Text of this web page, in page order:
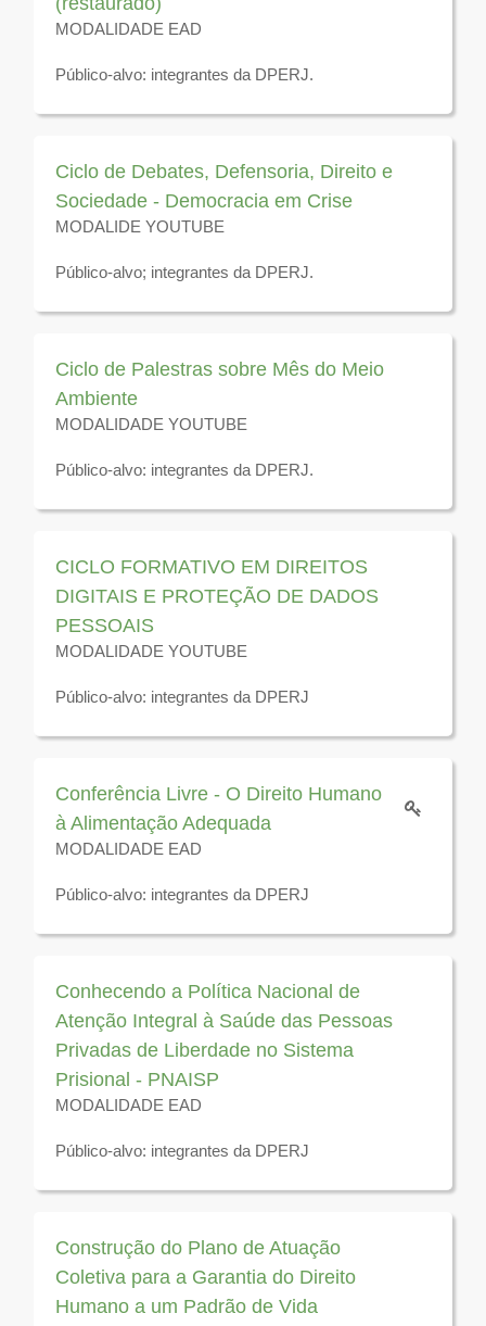
MODALIDADE EAD
Público-alvo: integrantes da DPERJ.
Disponível para visualização até 31 de dezembro de
Ciclo de Debates, Defensoria, Direito e
Sociedade - Democracia em Crise
MODALIDE YOUTUBE
Público-alvo; integrantes da DPERJ.
Disponível para visualização até 31 de dezembro de
Ciclo de Palestras sobre Mês do Meio
Ambiente
MODALIDADE YOUTUBE
Público-alvo: integrantes da DPERJ.
Disponível para visualização até 31 de dezembro de
CICLO FORMATIVO EM DIREITOS
DIGITAIS E PROTEÇÃO DE DADOS
PESSOAIS
MODALIDADE YOUTUBE
Público-alvo: integrantes da DPERJ
Disponível para visualização até 31 de dezembro de
Conferência Livre - O Direito Humano
à Alimentação Adequada
MODALIDADE EAD
Público-alvo: integrantes da DPERJ
Disponível para visualização até 31 de dezembro de
Conhecendo a Política Nacional de
Atenção Integral à Saúde das Pessoas
Privadas de Liberdade no Sistema
Prisional - PNAISP
MODALIDADE EAD
Público-alvo: integrantes da DPERJ
2025
Construção do Plano de Atuação
Coletiva para a Garantia do Direito
Humano a um Padrão de Vida